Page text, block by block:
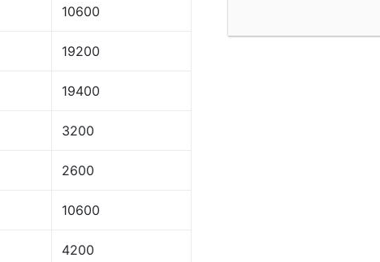
10600
19200
19400
3200
2600
10600
4200